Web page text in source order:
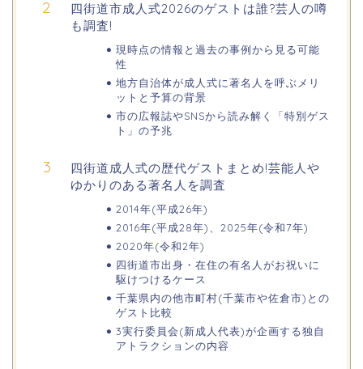
店はいつまで?ライトアップ情報も!
華蔵寺公園の桜(花祭り)2026の屋台
(出店)は?ライトアップ・駐車場も!
悠久山公園桜祭り2026の屋台や出店
は?ライトアップや駐車場情報も!
高崎城址公園(高崎公園)桜祭り2026の
屋台やライトアップはいつまで?
日立さくらまつり2026の屋台・出店ま
四街道市成人式2026のゲストは誰?芸人の噂
も調査!
現時点の情報と過去の事例から見る可能
性
地方自治体が成人式に著名人を呼ぶメリ
ットと予算の背景
市の広報誌やSNSから読み解く「特別ゲス
ト」の予兆
四街道成人式の歴代ゲストまとめ!芸能人や
ゆかりのある著名人を調査
2014年(平成26年)
2016年(平成28年)、2025年(令和7年)
2020年(令和2年)
四街道市出身・在住の有名人がお祝いに
駆けつけるケース
千葉県内の他市町村(千葉市や佐倉市)との
ゲスト比較
3実行委員会(新成人代表)が企画する独自
アトラクションの内容